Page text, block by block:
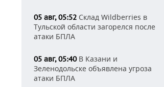
05 авг, 05:52 Склад Wildberries в
Тульской области загорелся после
атаки БПЛА
05 авг, 05:40В Казани и
Зеленодольске объявлена угроза
атаки БПЛА